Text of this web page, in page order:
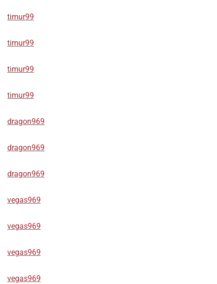
timur99
timur99
timur99
timur99
dragon969
dragon969
dragon969
vegas969
vegas969
vegas969
vegas969